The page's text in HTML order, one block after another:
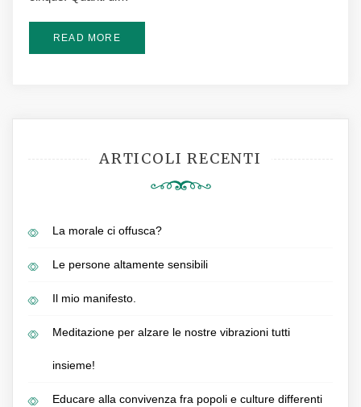
READ MORE
ARTICOLI RECENTI
La morale ci offusca?
Le persone altamente sensibili
Il mio manifesto.
Meditazione per alzare le nostre vibrazioni tutti
insieme!
Educare alla convivenza fra popoli e culture differenti